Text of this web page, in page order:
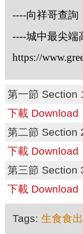
----向祥哥查詢
----城中最尖端
https://
第一節 Section
下載 Download
第二節 Section
下載 Download
第三節 Section
下載 Download
Tags: 生食食